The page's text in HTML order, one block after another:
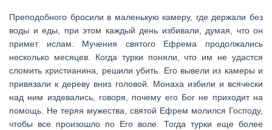
Преподобного бросили в маленькую камеру, где держали без
воды и еды, при этом каждый день избивали, думая, что он
примет ислам. Мучения святого Ефрема продолжались
несколько месяцев. Когда турки поняли, что им не удастся
сломить христианина, решили убить. Его вывели из камеры и
привязали к дереву вниз головой. Монаха избили и всячески
над ним издевались, говоря, почему его Бог не приходит на
помощь. Не теряя мужества, святой Ефрем молился Господу,
чтобы все произошло по Его воле. Тогда турки еще более